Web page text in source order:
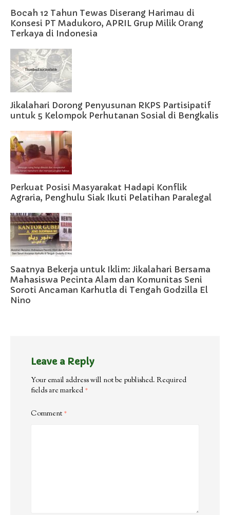
Bocah 12 Tahun Tewas Diserang Harimau di
Konsesi PT Madukoro, APRIL Grup Milik Orang
Terkaya di Indonesia
Jikalahari Dorong Penyusunan RKPS Partisipatif
untuk 5 Kelompok Perhutanan Sosial di Bengkalis
Perkuat Posisi Masyarakat Hadapi Konflik
Agraria, Penghulu Siak Ikuti Pelatihan Paralegal
Saatnya Bekerja untuk Iklim: Jikalahari Bersama
Mahasiswa Pecinta Alam dan Komunitas Seni
Soroti Ancaman Karhutla di Tengah Godzilla El
Nino
Leave a Reply
Your email address will not be published. Required
fields are marked *
Comment*